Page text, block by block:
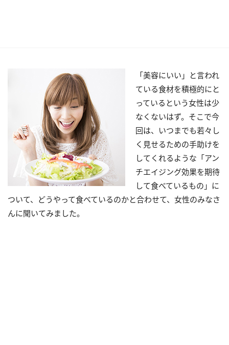
「美容にいい」と言われ
ている食材を積極的にと
っているという女性は少
なくないはず。そこで今
回は、いつまでも若々し
く見せるための手助けを
してくれるような「アン
チエイジング効果を期待
して食べているもの」に
ついて、どうやって食べているのかと合わせて、女性のみなさ
んに聞いてみました。